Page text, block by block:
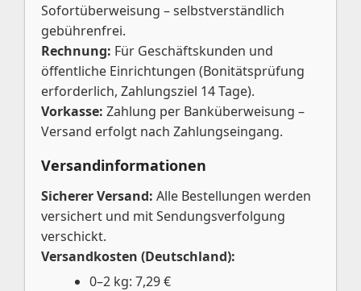
Sofortüberweisung – selbstverständlich
gebührenfrei.
Rechnung: Für Geschäftskunden und
öffentliche Einrichtungen (Bonitätsprüfung
erforderlich, Zahlungsziel 14 Tage).
Vorkasse: Zahlung per Banküberweisung –
Versand erfolgt nach Zahlungseingang.
Versandinformationen
Sicherer Versand: Alle Bestellungen werden
versichert und mit Sendungsverfolgung
verschickt.
Versandkosten (Deutschland):
0–2 kg: 7,29 €